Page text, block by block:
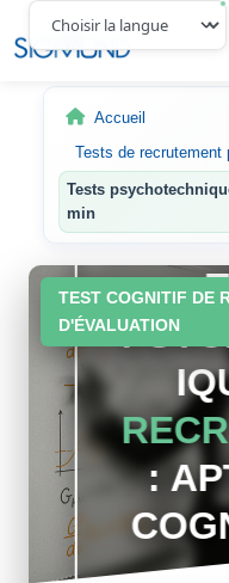
Accueil
Tests de recrutement
Tests
min
TEST COGNITIF DE
D'ÉVALUATION
: